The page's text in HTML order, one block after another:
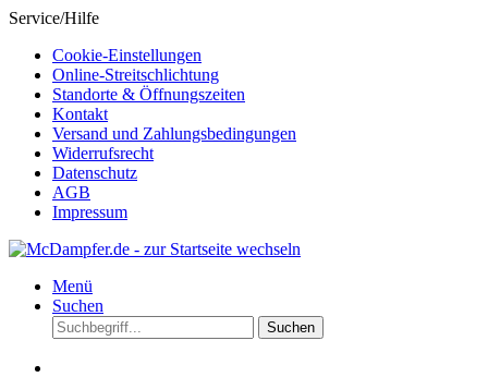
Service/Hilfe
Cookie-Einstellungen
Online-Streitschlichtung
Standorte & Öffnungszeiten
Kontakt
Versand und Zahlungsbedingungen
Widerrufsrecht
Datenschutz
AGB
Impressum
Menü
Suchen
Suchen